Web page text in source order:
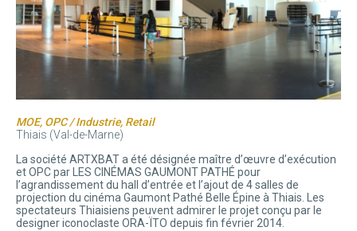
MOE, OPC / Industrie, Retail
Thiais (Val-de-Marne)
La société ARTXBAT a été désignée maître d’œuvre d’exécution
et OPC par LES CINÉMAS GAUMONT PATHÉ pour
l’agrandissement du hall d’entrée et l’ajout de 4 salles de
projection du cinéma Gaumont Pathé Belle Épine à Thiais. Les
spectateurs Thiaisiens peuvent admirer le projet conçu par le
designer iconoclaste ORA-ÏTO depuis fin février 2014.